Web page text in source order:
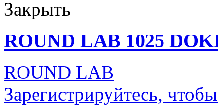
Закрыть
ROUND LAB 1025
ROUND LAB
Зарегистрируйтесь,